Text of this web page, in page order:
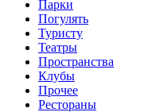
Парки
Погулять
Туристу
Театры
Пространства
Клубы
Прочее
Рестораны